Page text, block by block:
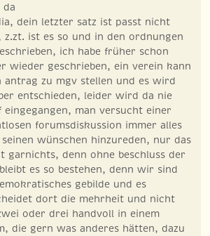
da
dein letzter satz ist passt nicht
z.zt. ist es so und in den ordnungen
ich habe früher schon
wieder geschrieben, ein verein kann
antrag zu mgv stellen und es wird
entschieden, leider wird da nie
eingegangen, man versucht einer
forumsdiskussion immer alles
seinen wünschen hinzureden, nur das
garnichts, denn ohne beschluss der
es so bestehen, denn wir sind
gebilde und es
dort die mehrheit und nicht
oder drei handvoll in einem
die gern was anderes hätten, dazu